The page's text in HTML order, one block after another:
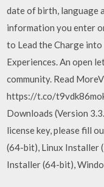
date of birth, language
information you enter
to Lead the Charge
Experiences. An open
community. Read
https://t.co/
Downloads (Version
license key, please fill
(64-bit), Linux Installer
Installer (64-bit),